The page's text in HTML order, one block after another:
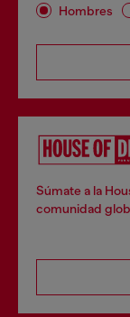
Hombres
Súmate a la
comunidad